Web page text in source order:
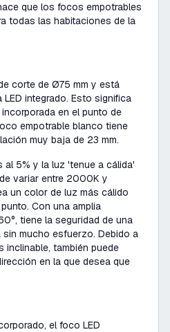
que los focos empotrables
todas las habitaciones de la
corte de Ø75 mm y está
integrado. Esto significa
en el punto de
empotrable blanco tiene
muy baja de 23 mm.
5% y la luz 'tenue a cálida'
variar entre 2000K y
un color de luz más cálido
Con una amplia
tiene la seguridad de una
sin mucho esfuerzo. Debido a
inclinable, también puede
en la que desea que
el foco LED